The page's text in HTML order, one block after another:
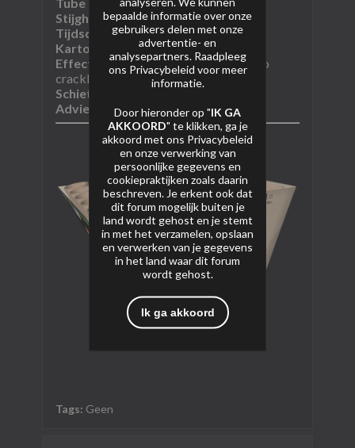
Stijghoogte:onbekend
Tijdsduur:15sec
Kartoninhoud:​8/1
Effectomschrijving:Crackling mine to
crackling chrys​
Schietrichting:
Adviesprijs:€36,95 (2023)​​​​​​
Tags: Geen
bepaalde informatie over onze
gebruikers delen met onze
advertentie- en
analysepartners. Raadpleeg
ons Privacybeleid voor meer
informatie.
Door hieronder op "IK GA
AKKOORD" te klikken, ga je
akkoord met ons Privacybeleid
en onze verwerking van
persoonlijke gegevens en
cookiepraktijken zoals daarin
beschreven. Je erkent ook dat
dit forum mogelijk buiten je
land wordt gehost en je stemt
in met het verzamelen, opslaan
en verwerken van je gegevens
in het land waar dit forum
wordt gehost.
Ik ga akkoord